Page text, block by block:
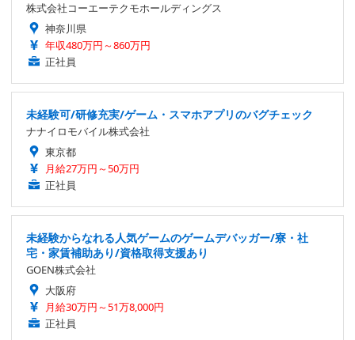
株式会社コーエーテクモホールディングス
神奈川県
年収480万円～860万円
正社員
未経験可/研修充実/ゲーム・スマホアプリのバグチェック
ナナイロモバイル株式会社
東京都
月給27万円～50万円
正社員
未経験からなれる人気ゲームのゲームデバッガー/寮・社
宅・家賃補助あり/資格取得支援あり
GOEN株式会社
大阪府
月給30万円～51万8,000円
正社員